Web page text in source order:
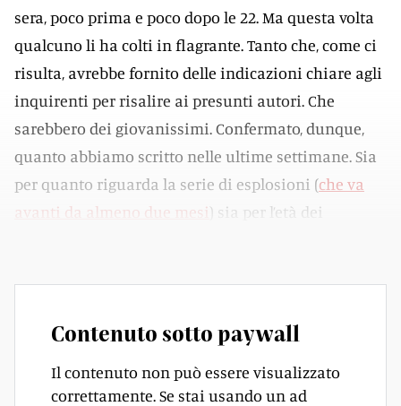
sera, poco prima e poco dopo le 22. Ma questa volta
qualcuno li ha colti in flagrante. Tanto che, come ci
risulta, avrebbe fornito delle indicazioni chiare agli
inquirenti per risalire ai presunti autori. Che
sarebbero dei giovanissimi. Confermato, dunque,
quanto abbiamo scritto nelle ultime settimane. Sia
per quanto riguarda la serie di esplosioni (che va
avanti da almeno due mesi) sia per l’età dei
Contenuto sotto paywall
Il contenuto non può essere visualizzato
correttamente. Se stai usando un ad